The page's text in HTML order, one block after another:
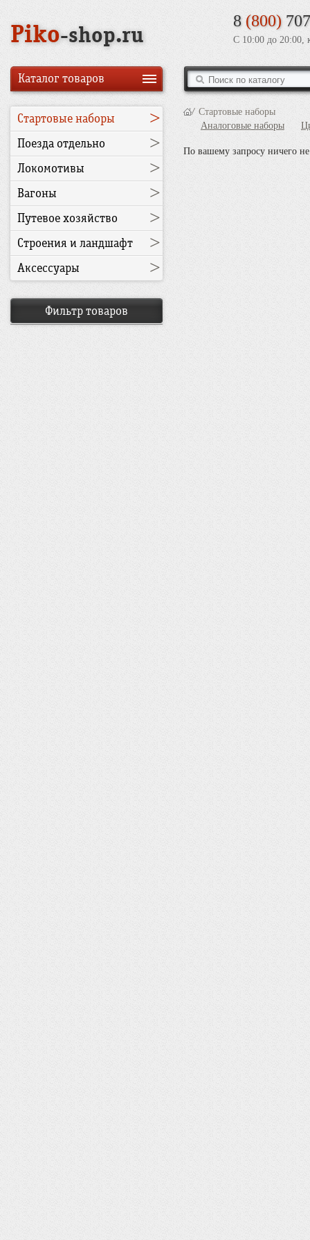
Piko-shop.ru
8 (800)
С 10:00 до 20:00,
Каталог товаров
Стартовые наборы >
Поезда отдельно >
Локомотивы >
Вагоны >
Путевое хозяйство >
Строения и ландшафт >
Аксессуары >
Фильтр товаров
/ Стартовые наборы
Аналоговые наборы
По вашему запросу ничего